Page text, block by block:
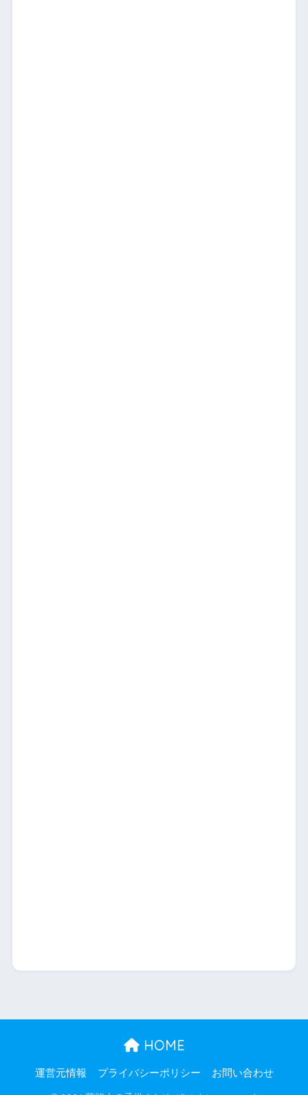
HOME
運営元情報 プライバシーポリシー お問い合わせ